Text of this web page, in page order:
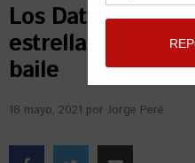
Los Datway
estrellas con sus
baile
18 mayo, 2021 por Jorge Peré